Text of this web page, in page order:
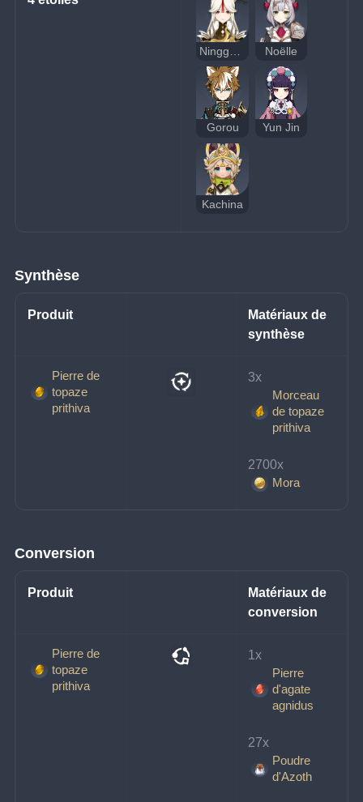
Noëlle
Gorou Yun Jin
Kachina
Synthèse
Produit
Matériaux de
synthèse
Pierre de
topaze
prithiva
3x
Morceau
de topaze
prithiva
2700x
Mora
Conversion
Produit
Matériaux de
conversion
Pierre de
topaze
prithiva
1x
Pierre
d'agate
agnidus
27x
Poudre
d'Azoth